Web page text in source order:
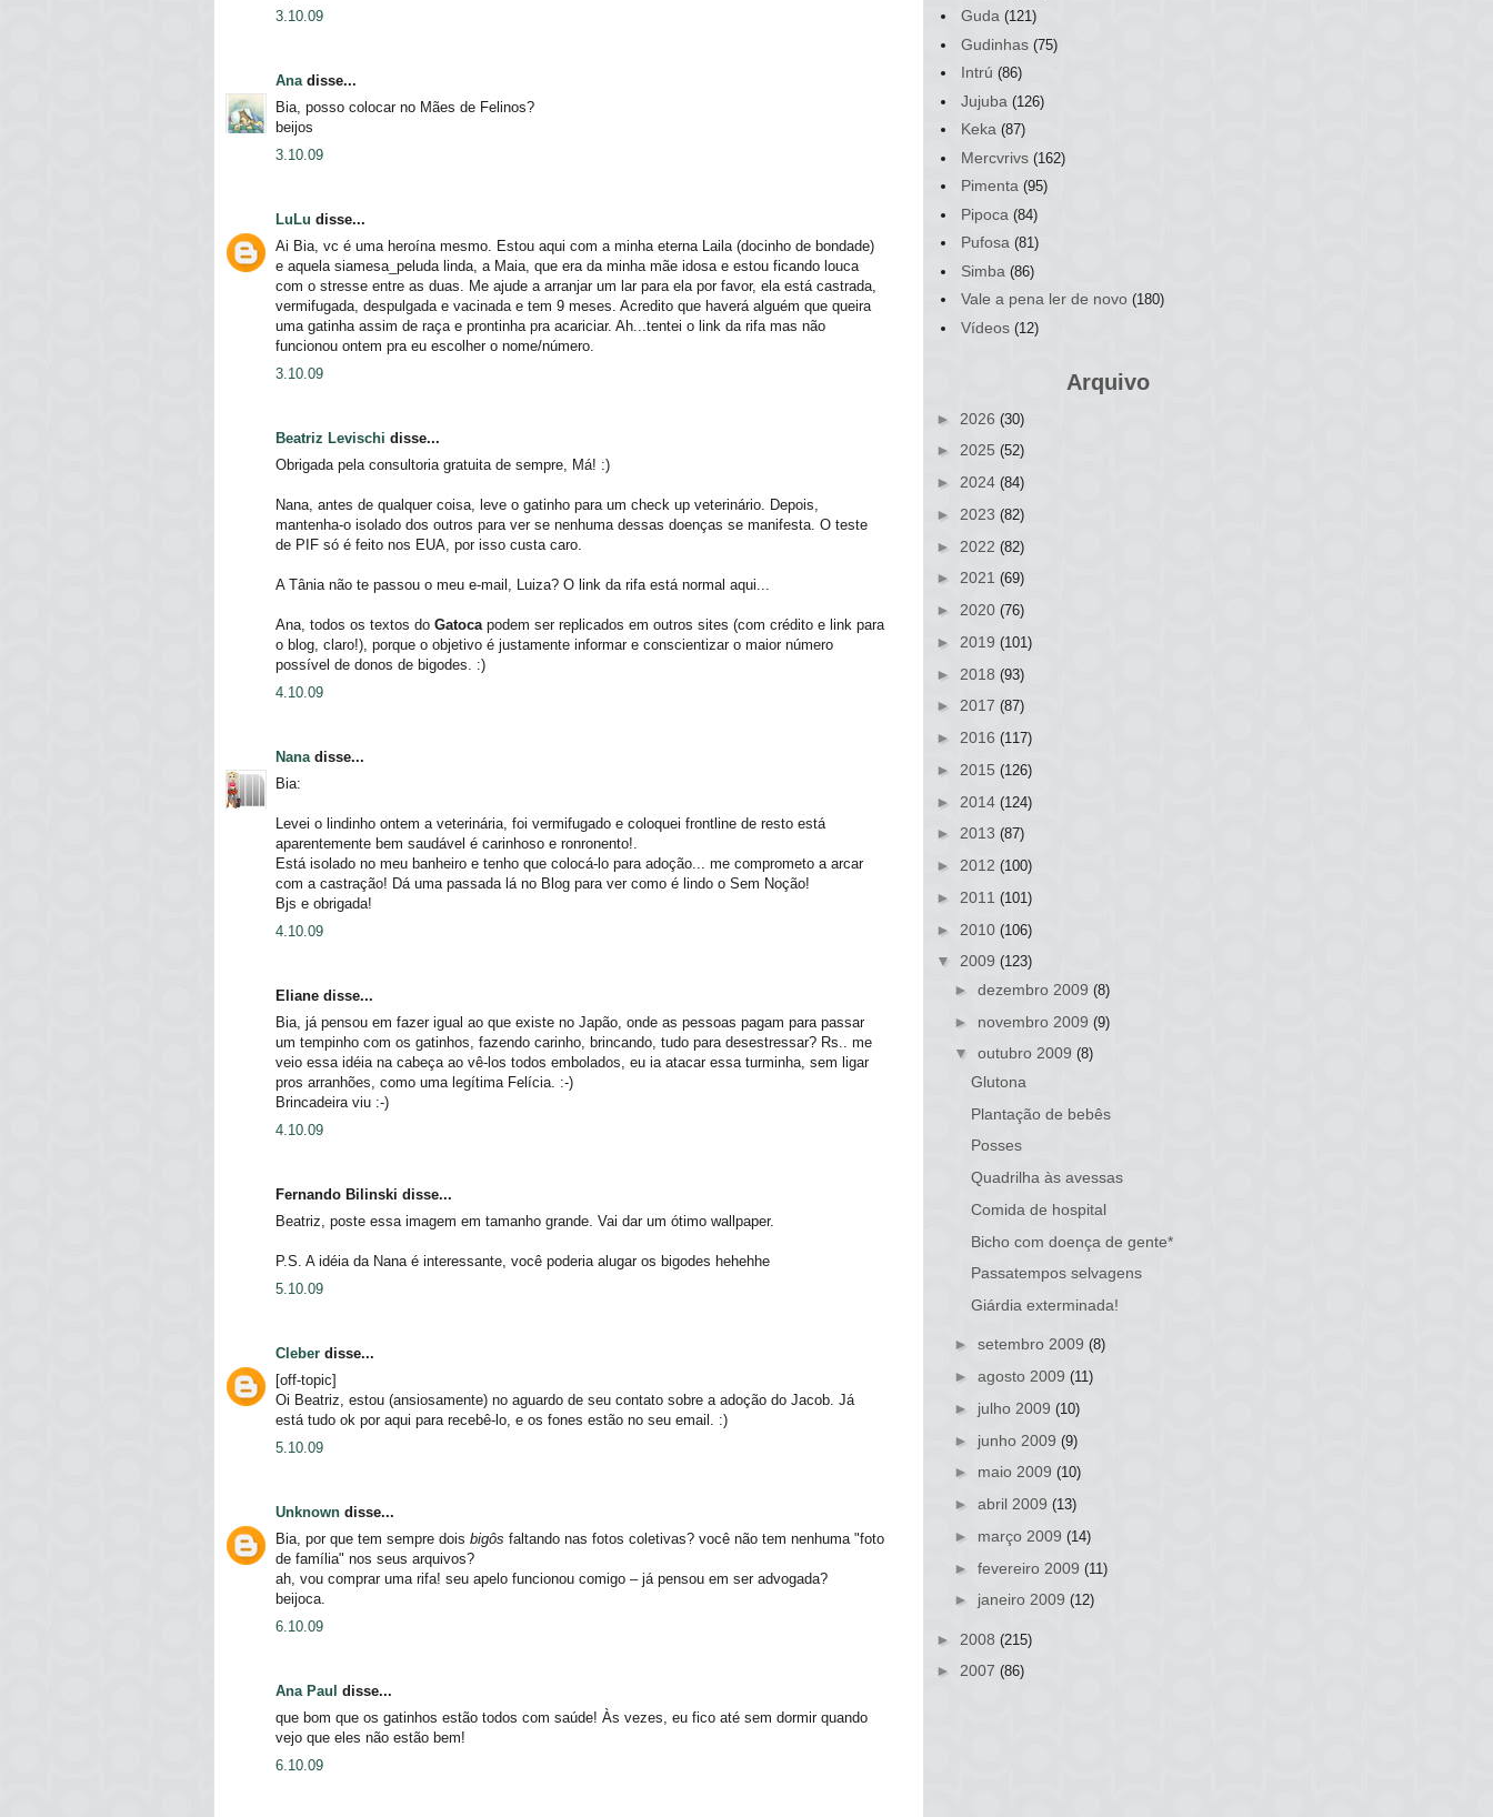
3.10.09
Ana disse...
Bia, posso colocar no Mães de Felinos?
beijos
3.10.09
LuLu disse...
Ai Bia, vc é uma heroína mesmo. Estou aqui com a minha eterna Laila (docinho de bondade)
e aquela siamesa_peluda linda, a Maia, que era da minha mãe idosa e estou ficando louca
com o stresse entre as duas. Me ajude a arranjar um lar para ela por favor, ela está castrada,
vermifugada, despulgada e vacinada e tem 9 meses. Acredito que haverá alguém que queira
uma gatinha assim de raça e prontinha pra acariciar. Ah...tentei o link da rifa mas não
funcionou ontem pra eu escolher o nome/número.
3.10.09
Beatriz Levischi disse...
Obrigada pela consultoria gratuita de sempre, Má! :)
Nana, antes de qualquer coisa, leve o gatinho para um check up veterinário. Depois,
mantenha-o isolado dos outros para ver se nenhuma dessas doenças se manifesta. O teste
de PIF só é feito nos EUA, por isso custa caro.
A Tânia não te passou o meu e-mail, Luiza? O link da rifa está normal aqui...
Ana, todos os textos do Gatocapodem ser replicados em outros sites (com crédito e link para
o blog, claro!), porque o objetivo é justamente informar e conscientizar o maior número
possível de donos de bigodes. :)
4.10.09
Nana disse...
Bia:
Levei o lindinho ontem a veterinária, foi vermifugado e coloquei frontline de resto está
aparentemente bem saudável é carinhoso e ronronento!.
Está isolado no meu banheiro e tenho que colocá-lo para adoção... me comprometo a arcar
com a castração! Dá uma passada lá no Blog para ver como é lindo o Sem Noção!
Bjs e obrigada!
4.10.09
Eliane disse...
Bia, já pensou em fazer igual ao que existe no Japão, onde as pessoas pagam para passar
um tempinho com os gatinhos, fazendo carinho, brincando, tudo para desestressar? Rs.. me
veio essa idéia na cabeça ao vê-los todos embolados, eu ia atacar essa turminha, sem ligar
pros arranhões, como uma legítima Felícia. :-)
Brincadeira viu :-)
4.10.09
Fernando Bilinski disse...
Beatriz, poste essa imagem em tamanho grande. Vai dar um ótimo wallpaper.
P.S. A idéia da Nana é interessante, você poderia alugar os bigodes hehehhe
5.10.09
Cleber disse...
[off-topic]
Oi Beatriz, estou (ansiosamente) no aguardo de seu contato sobre a adoção do Jacob. Já
está tudo ok por aqui para recebê-lo, e os fones estão no seu email. :)
5.10.09
Unknown disse...
Bia, por que tem sempre dois bigôs faltando nas fotos coletivas? você não tem nenhuma "foto
de família" nos seus arquivos?
ah, vou comprar uma rifa! seu apelo funcionou comigo – já pensou em ser advogada?
beijoca.
6.10.09
Ana Paul disse...
que bom que os gatinhos estão todos com saúde! Às vezes, eu fico até sem dormir quando
vejo que eles não estão bem!
6.10.09
Guda (121)
Gudinhas (75)
Intrú (86)
Jujuba (126)
Keka (87)
Mercvrivs (162)
Pimenta (95)
Pipoca (84)
Pufosa (81)
Simba (86)
Vale a pena ler de novo (180)
Vídeos (12)
Arquivo
► 2026 (30)
► 2025 (52)
► 2024 (84)
► 2023 (82)
► 2022 (82)
► 2021 (69)
► 2020 (76)
► 2019 (101)
► 2018 (93)
► 2017 (87)
► 2016 (117)
► 2015 (126)
► 2014 (124)
► 2013 (87)
► 2012 (100)
► 2011 (101)
► 2010 (106)
▼ 2009 (123)
► dezembro 2009 (8)
► novembro 2009 (9)
▼ outubro 2009 (8)
Glutona
Plantação de bebês
Posses
Quadrilha às avessas
Comida de hospital
Bicho com doença de gente*
Passatempos selvagens
Giárdia exterminada!
► setembro 2009 (8)
► agosto 2009 (11)
► julho 2009 (10)
► junho 2009 (9)
► maio 2009 (10)
► abril 2009 (13)
► março 2009 (14)
► fevereiro 2009 (11)
► janeiro 2009 (12)
► 2008 (215)
► 2007 (86)